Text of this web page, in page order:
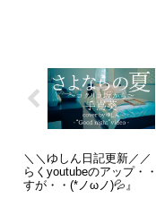
＼＼ゆしん日記更新／／
らくyoutubeのアップ・
すが・・(*ノωノ)💦』